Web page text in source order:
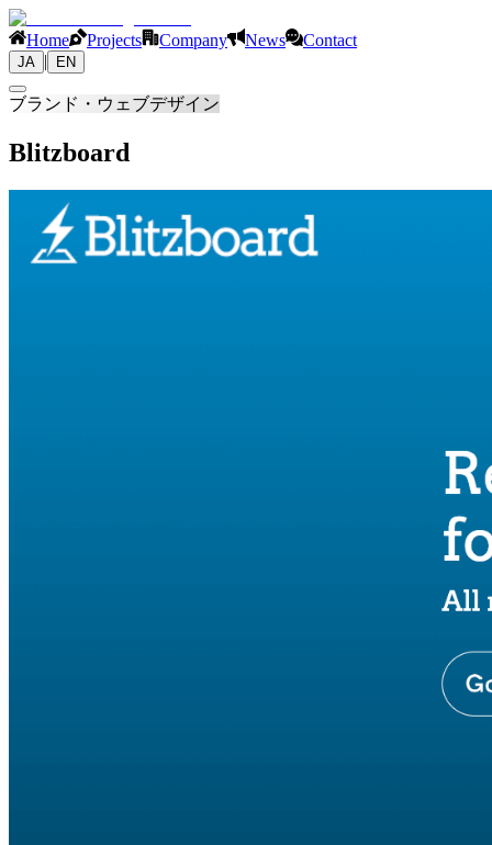
Home Projects Company News Contact
JA | EN
ブランド・ウェブデザイン
Blitzboard